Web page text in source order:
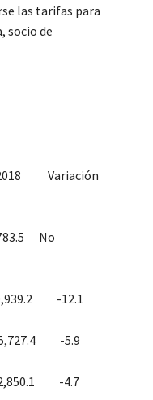
las tarifas para
socio de
Variación
No
-12.1
-5.9
-4.7